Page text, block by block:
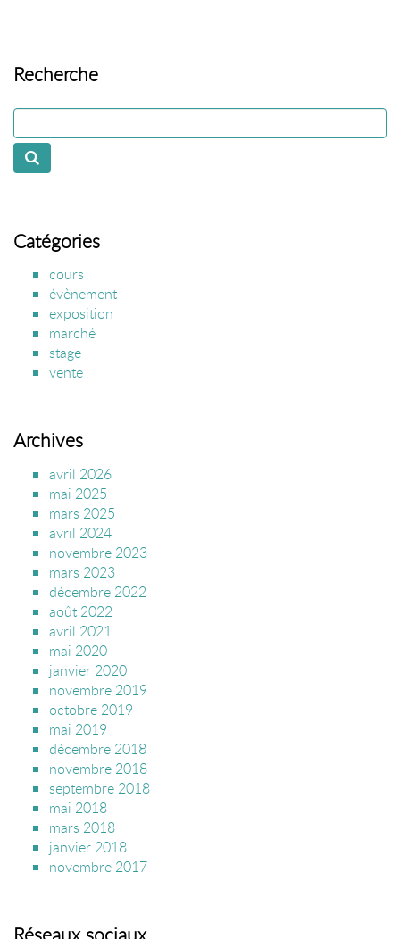
Recherche
Catégories
cours
évènement
exposition
marché
stage
vente
Archives
avril 2026
mai 2025
mars 2025
avril 2024
novembre 2023
mars 2023
décembre 2022
août 2022
avril 2021
mai 2020
janvier 2020
novembre 2019
octobre 2019
mai 2019
décembre 2018
novembre 2018
septembre 2018
mai 2018
mars 2018
janvier 2018
novembre 2017